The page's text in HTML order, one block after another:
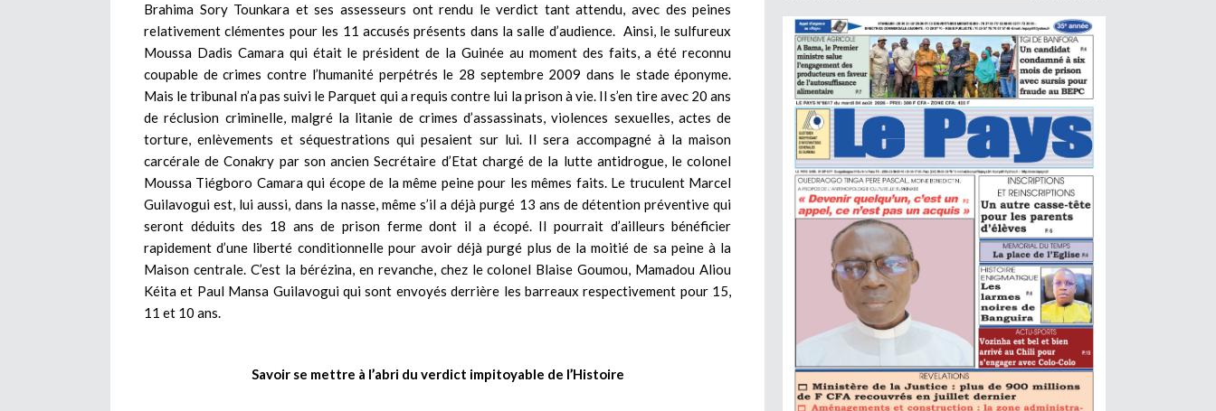
Brahima Sory Tounkara et ses assesseurs ont rendu le verdict tant attendu, avec des peines
relativement clémentes pour les 11 accusés présents dans la salle d’audience. Ainsi, le sulfureux
Moussa Dadis Camara qui était le président de la Guinée au moment des faits, a été reconnu
coupable de crimes contre l’humanité perpétrés le 28 septembre 2009 dans le stade éponyme.
Mais le tribunal n’a pas suivi le Parquet qui a requis contre lui la prison à vie. Il s’en tire avec 20 ans
de réclusion criminelle, malgré la litanie de crimes d’assassinats, violences sexuelles, actes de
torture, enlèvements et séquestrations qui pesaient sur lui. Il sera accompagné à la maison
carcérale de Conakry par son ancien Secrétaire d’Etat chargé de la lutte antidrogue, le colonel
Moussa Tiégboro Camara qui écope de la même peine pour les mêmes faits. Le truculent Marcel
Guilavogui est, lui aussi, dans la nasse, même s’il a déjà purgé 13 ans de détention préventive qui
seront déduits des 18 ans de prison ferme dont il a écopé. Il pourrait d’ailleurs bénéficier
rapidement d’une liberté conditionnelle pour avoir déjà purgé plus de la moitié de sa peine à la
Maison centrale. C’est la bérézina, en revanche, chez le colonel Blaise Goumou, Mamadou Aliou
Kéita et Paul Mansa Guilavogui qui sont envoyés derrière les barreaux respectivement pour 15,
11 et 10 ans.
Savoir se mettre à l’abri du verdict impitoyable de l’Histoire